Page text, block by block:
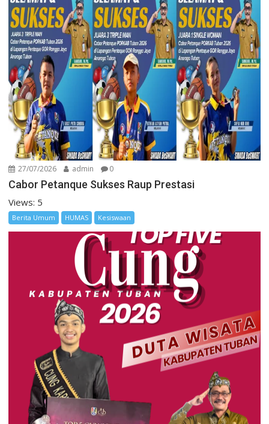
27/07/2026 admin 0
Cabor Petanque Sukses Raup Prestasi
Views: 5
Berita Umum HUMAS Kesiswaan